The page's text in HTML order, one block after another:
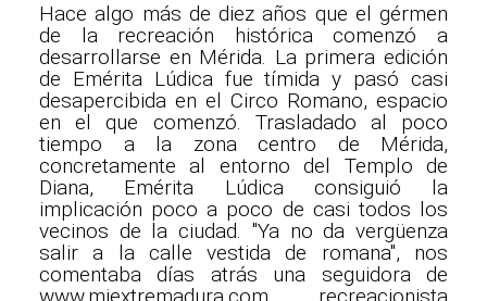
Hace algo más de diez años que el gérmen
de la recreación histórica comenzó a
desarrollarse en Mérida. La primera edición
de Emérita Lúdica fue tímida y pasó casi
desapercibida en el Circo Romano, espacio
en el que comenzó. Trasladado al poco
tiempo a la zona centro de Mérida,
concretamente al entorno del Templo de
Diana, Emérita Lúdica consiguió la
implicación poco a poco de casi todos los
vecinos de la ciudad. "Ya no da vergüenza
salir a la calle vestida de romana", nos
comentaba días atrás una seguidora de